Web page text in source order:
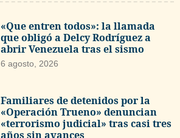
«Que entren todos»: la llamada
que obligó a Delcy Rodríguez a
abrir Venezuela tras el sismo
6 agosto, 2026
Familiares de detenidos por la
«Operación Trueno» denuncian
«terrorismo judicial» tras casi tres
años sin avances